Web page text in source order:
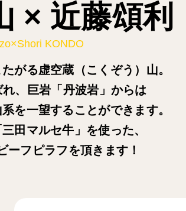
× 近藤頌利
KONDO
がる虚空蔵（こくぞう）山。
、巨岩「丹波岩」からは
を一望することができます。
田マルセ牛」を使った、
ーフピラフを頂きます！